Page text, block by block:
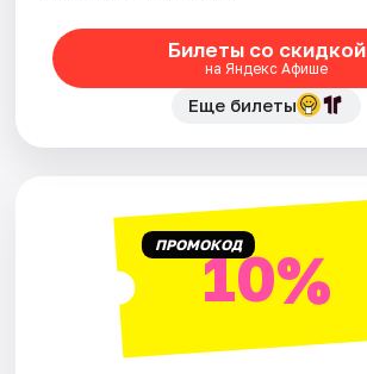
Билеты со скидкой
на Яндекс Афише
Еще билеты
ПРОМОКОД10%